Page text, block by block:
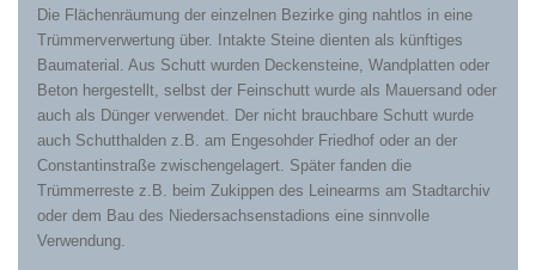
Die Flächenräumung der einzelnen Bezirke ging nahtlos in eine
Trümmerverwertung über. Intakte Steine dienten als künftiges
Baumaterial. Aus Schutt wurden Deckensteine, Wandplatten oder
Beton hergestellt, selbst der Feinschutt wurde als Mauersand oder
auch als Dünger verwendet. Der nicht brauchbare Schutt wurde
auch Schutthalden z.B. am Engesohder Friedhof oder an der
Constantinstraße zwischengelagert. Später fanden die
Trümmerreste z.B. beim Zukippen des Leinearms am Stadtarchiv
oder dem Bau des Niedersachsenstadions eine sinnvolle
Verwendung.